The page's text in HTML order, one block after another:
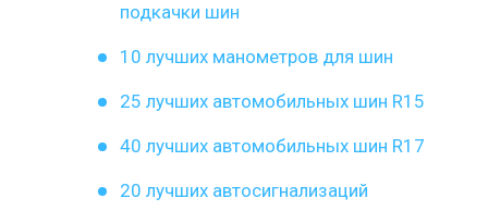
подкачки шин
10 лучших манометров для шин
25 лучших автомобильных шин R15
40 лучших автомобильных шин R17
20 лучших автосигнализаций